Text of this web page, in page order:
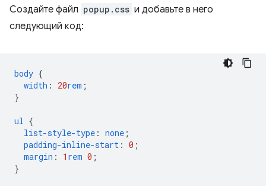
Создайте файл popup.css и добавьте в него
следующий код:
body {
width : 20rem ;
}
ul {
list-style-type : none ;
padding-inline-start : 0 ;
margin : 1 rem 0 ;
}